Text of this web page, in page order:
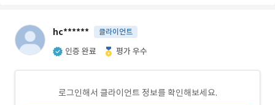
hc****** 클라이언트
인증 완료 평가 우수
로그인해서 클라이언트 정보를 확인해보세요.